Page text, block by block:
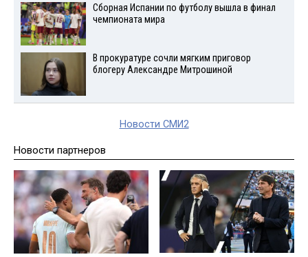
Сборная Испании по футболу вышла в финал
чемпионата мира
В прокуратуре сочли мягким приговор
блогеру Александре Митрошиной
Новости СМИ2
Новости партнеров